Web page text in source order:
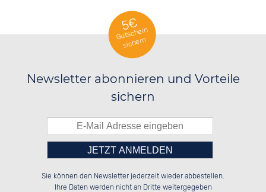
5€
Gutschein
sichern
Newsletter abonnieren und Vorteile
sichern
██░░░░░░░░░░██░░██░░██░░██░░██░░
██████░░░░████░░██████░░██████░░
░░░░██░░░░░░██░░░░░░██░░██░░██░░
Bitte tragen Sie die Zahl in
das nebenstehende Feld ein.
Sie können den Newsletter jederzeit wieder abbestellen.
Ihre Daten werden nicht an Dritte weitergegeben